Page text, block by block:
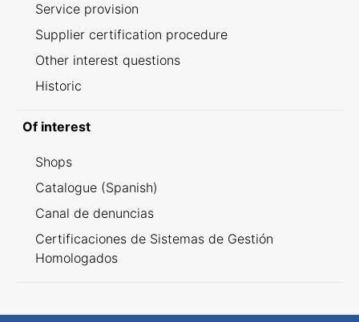
Service provision
Supplier certification procedure
Other interest questions
Historic
Of interest
Shops
Catalogue (Spanish)
Canal de denuncias
Certificaciones de Sistemas de Gestión
Homologados